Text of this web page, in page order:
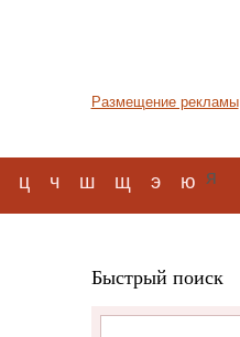
Размещение рекламы
ц ч ш щ э ю я
Быстрый поиск